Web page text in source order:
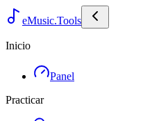
eMusic.Tools
Inicio
Panel
Practicar